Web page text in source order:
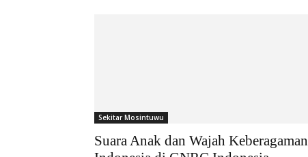
Sekitar Mosintuwu
Suara Anak dan Wajah Keberagaman